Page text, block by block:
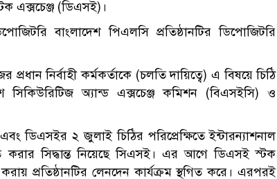
এক্সচেঞ্জ (ডিএসই)।
বাংলাদেশ পিএলসি প্রতিষ্ঠানটির ডিপোজিটরি
নির্বাহী কর্মকর্তাকে (চলতি দায়িত্বে) এ বিষয়ে চিঠি
সিকিউরিটিজ অ্যান্ড এক্সচেঞ্জ কমিশন (বিএসইসি) ও
ডিএসইর ২ জুলাই চিঠির পরিপ্রেক্ষিতে ইন্টারন্যাশনাল
করার সিদ্ধান্ত নিয়েছে সিএসই। এর আগে ডিএসই স্টক
প্রতিষ্ঠানটির লেনদেন কার্যক্রম স্থগিত করে। এরপরই